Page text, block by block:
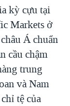
kỳ cựu tại
Markets ở
Á chuẩn
cầu chậm
trung
và Nam
tệ của